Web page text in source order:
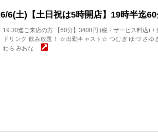
6/6(土)【土日祝は5時開店】19時半迄60
19:30迄ご来店の方 【60分】3400円 (税・サービス料込) +
ドリンク 飲み放題！ ☆出勤キャスト☆ つむぎ ゆづ さゆ
わら みおな…